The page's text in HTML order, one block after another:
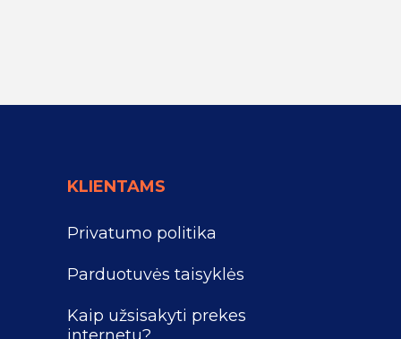
KLIENTAMS
Privatumo politika
Parduotuvės taisyklės
Kaip užsisakyti prekes